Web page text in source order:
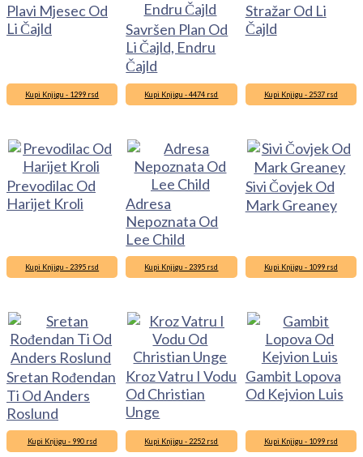
Plavi Mjesec Od
Li Čajld
Savršen Plan Od
Li Čajld, Endru
Čajld
Stražar Od Li
Čajld
Kupi Knjigu - 1299 rsd
Prevodilac Od
Harijet Kroli
Kupi Knjigu - 4474 rsd
Adresa
Nepoznata Od
Lee Child
Kupi Knjigu - 2537 rsd
Sivi Čovjek Od
Mark Greaney
Kupi Knjigu - 2395 rsd
Sretan Rođendan
Ti Od Anders
Roslund
Kupi Knjigu - 2395 rsd
Kroz Vatru I Vodu
Od Christian
Unge
Kupi Knjigu - 1099 rsd
Gambit Lopova
Od Kejvion Luis
Kupi Knjigu - 990 rsd Kupi Knjigu - 2252 rsd Kupi Knjigu - 1099 rsd